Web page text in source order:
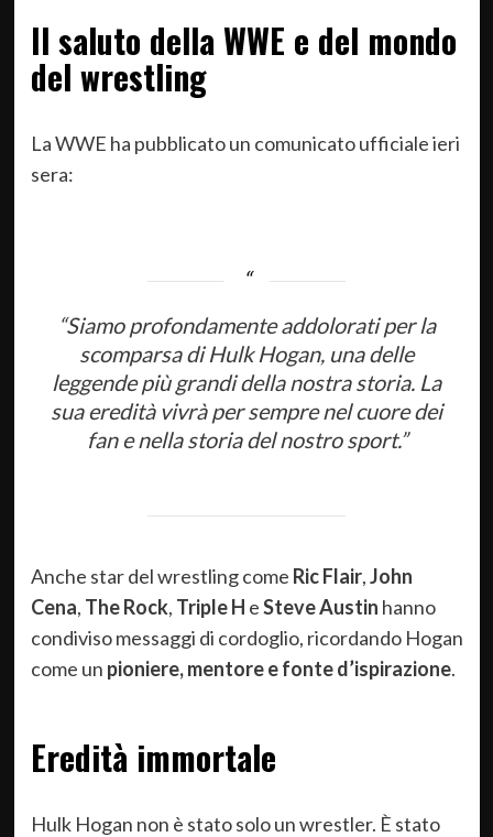
Il saluto della WWE e del mondo
del wrestling
La WWE ha pubblicato un comunicato ufficiale ieri
sera:
“Siamo profondamente addolorati per la
scomparsa di Hulk Hogan, una delle
leggende più grandi della nostra storia. La
sua eredità vivrà per sempre nel cuore dei
fan e nella storia del nostro sport.”
Anche star del wrestling come Ric Flair,John
Cena, The Rock, Triple H eSteve Austin hanno
condiviso messaggi di cordoglio, ricordando Hogan
come un pioniere, mentore e fonte d’ispirazione.
Eredità immortale
Hulk Hogan non è stato solo un wrestler. È stato